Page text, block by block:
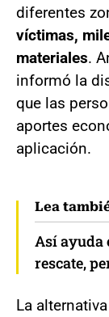
diferentes
víctimas,
materiales.
informó la
que las
aportes
aplicación.
Lea
Así ayuda
rescate,
La